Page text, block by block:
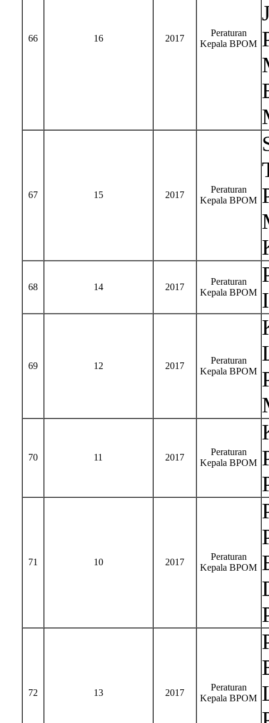
66 16 2017
Peraturan
Kepala BPOM
67 15 2017
Peraturan
Kepala BPOM
68 14 2017
Peraturan
Kepala BPOM
69 12 2017
Peraturan
Kepala BPOM
70 11 2017
Peraturan
Kepala BPOM
71 10 2017
Peraturan
Kepala BPOM
72 13 2017
Peraturan
Kepala BPOM